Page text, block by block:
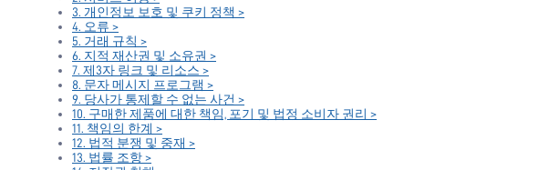
3. 개인정보 보호 및 쿠키 정책 >
4. 오류 >
5. 거래 규칙 >
6. 지적 재산권 및 소유권 >
7. 제3자 링크 및 리소스 >
8. 문자 메시지 프로그램 >
9. 당사가 통제할 수 없는 사건 >
10. 구매한 제품에 대한 책임, 포기 및 법정 소비자 권리 >
11. 책임의 한계 >
12. 법적 분쟁 및 중재 >
13. 법률 조항 >